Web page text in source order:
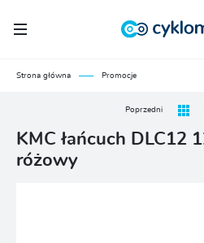
Strona główna Promocje
Poprzedni
KMC łańcuch DLC12
różowy